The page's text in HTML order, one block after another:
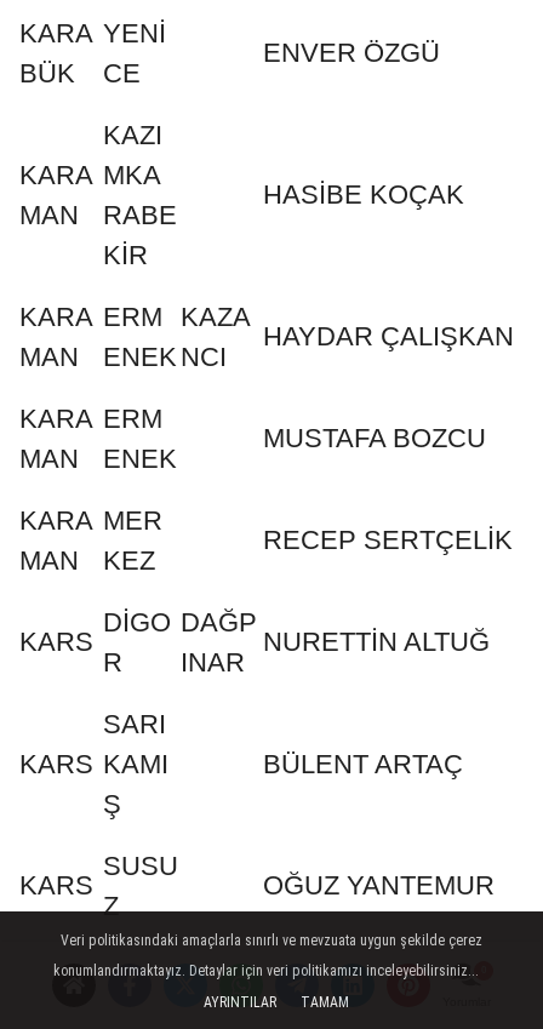
KARA
BÜK
YENİ
CE
ENVER ÖZGÜ
KARA
MAN
KAZI
MKA
RABE
KİR
HASİBE KOÇAK
KARA
MAN
ERM
ENEK
KAZA
NCI
HAYDAR ÇALIŞKAN
KARA
MAN
ERM
ENEK
MUSTAFA BOZCU
KARA
MAN
MER
KEZ
RECEP SERTÇELİK
KARS
DİGO
R
DAĞP
INAR
NURETTİN ALTUĞ
KARS
SARI
KAMI
Ş
BÜLENT ARTAÇ
KARS
SUSU
Z
OĞUZ YANTEMUR
KAST
ALİ ÖZKAN
Veri politikasındaki amaçlarla sınırlı ve mevzuata uygun şekilde çerez
konumlandırmaktayız. Detaylar için veri politikamızı inceleyebilirsiniz...
AYRINTILAR
TAMAM